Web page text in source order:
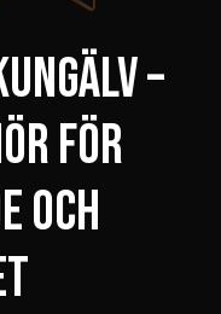
–
FÖR
OCH